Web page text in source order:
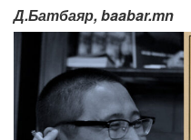
Д.Батбаяр, baabar.mn